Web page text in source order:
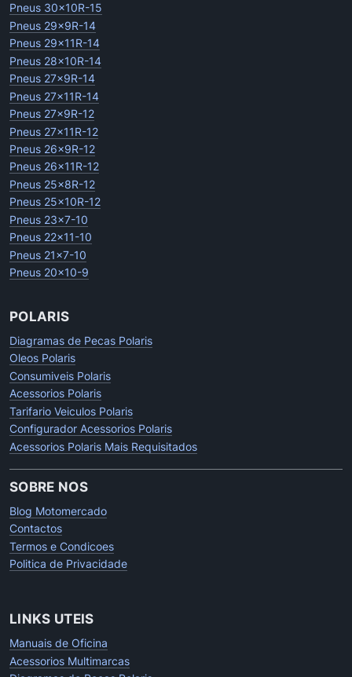
Pneus 30x10R-15
Pneus 29x9R-14
Pneus 29x11R-14
Pneus 28x10R-14
Pneus 27x9R-14
Pneus 27x11R-14
Pneus 27x9R-12
Pneus 27x11R-12
Pneus 26x9R-12
Pneus 26x11R-12
Pneus 25x8R-12
Pneus 25x10R-12
Pneus 23x7-10
Pneus 22x11-10
Pneus 21x7-10
Pneus 20x10-9
POLARIS
Diagramas de Pecas Polaris
Oleos Polaris
Consumiveis Polaris
Acessorios Polaris
Tarifario Veiculos Polaris
Configurador Acessorios Polaris
Acessorios Polaris Mais Requisitados
SOBRE NOS
Blog Motomercado
Contactos
Termos e Condicoes
Politica de Privacidade
LINKS UTEIS
Manuais de Oficina
Acessorios Multimarcas